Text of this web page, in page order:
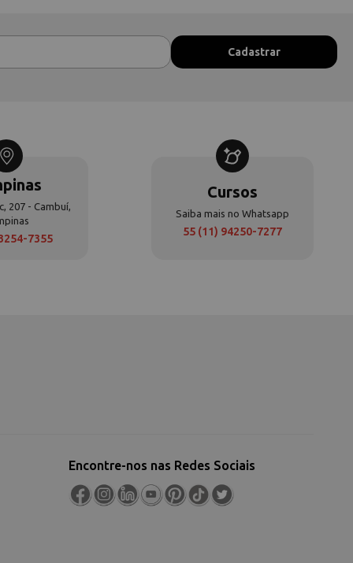
207 - Cambuí,
7355
Cursos
Saiba mais no Whatsapp
55 (11) 94250-7277
Encontre-nos nas Redes Sociais